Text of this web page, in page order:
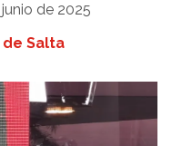
de 2025
Salta